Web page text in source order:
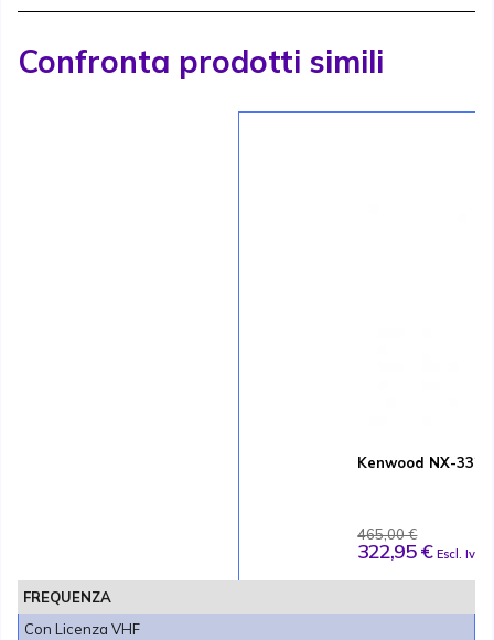
Confronta prodotti simili
Kenwood NX-
465,00 €
322,95 € Escl. Iva
FREQUENZA
Con Licenza VHF